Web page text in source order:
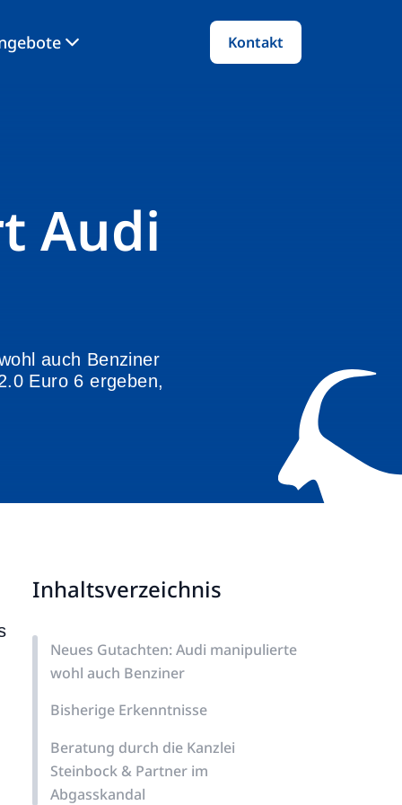
Kontakt
Audi
auch Benziner
Euro 6 ergeben,
Inhaltsverzeichnis
Neues Gutachten: Audi manipulierte
wohl auch Benziner
Bisherige Erkenntnisse
Beratung durch die Kanzlei
Steinbock & Partner im
Abgasskandal